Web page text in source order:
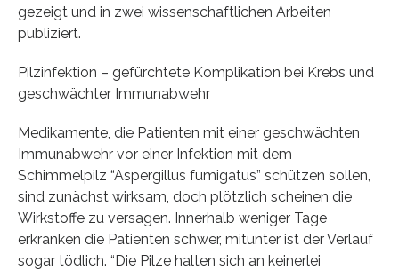
gezeigt und in zwei wissenschaftlichen Arbeiten
publiziert.
Pilzinfektion – gefürchtete Komplikation bei Krebs und
geschwächter Immunabwehr
Medikamente, die Patienten mit einer geschwächten
Immunabwehr vor einer Infektion mit dem
Schimmelpilz “Aspergillus fumigatus” schützen sollen,
sind zunächst wirksam, doch plötzlich scheinen die
Wirkstoffe zu versagen. Innerhalb weniger Tage
erkranken die Patienten schwer, mitunter ist der Verlauf
sogar tödlich. “Die Pilze halten sich an keinerlei